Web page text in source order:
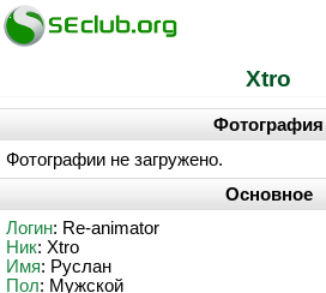
Xtro
Фотография
Фотографии не загружено.
Основное
Логин: Re-animator
Ник: Xtro
Имя: Руслан
Пол: Мужской